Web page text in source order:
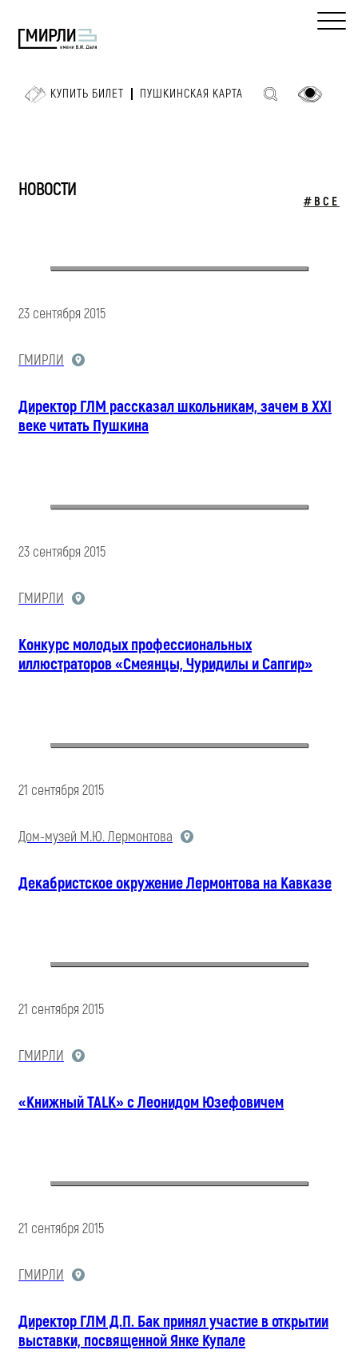
КУПИТЬ БИЛЕТ ПУШКИНСКАЯ КАРТА
НОВОСТИ
#ВСЕ
23 сентября 2015
ГМИРЛИ
Директор ГЛМ рассказал школьникам, зачем в XXI
веке читать Пушкина
23 сентября 2015
ГМИРЛИ
Конкурс молодых профессиональных
иллюстраторов «Смеянцы, Чуридилы и Сапгир»
21 сентября 2015
Дом-музей М.Ю. Лермонтова
Декабристское окружение Лермонтова на Кавказе
21 сентября 2015
ГМИРЛИ
«Книжный TALK» с Леонидом Юзефовичем
21 сентября 2015
ГМИРЛИ
Директор ГЛМ Д.П. Бак принял участие в открытии
выставки, посвященной Янке Купале